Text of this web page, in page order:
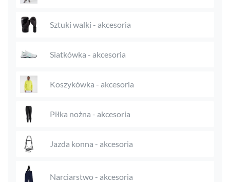
Sztuki walki - akcesoria
Siatkówka - akcesoria
Koszykówka - akcesoria
Piłka nożna - akcesoria
Jazda konna - akcesoria
Narciarstwo - akcesoria